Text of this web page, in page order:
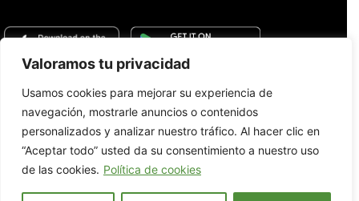
Valoramos tu privacidad
Usamos cookies para mejorar su experiencia de
navegación, mostrarle anuncios o contenidos
personalizados y analizar nuestro tráfico. Al hacer clic en
“Aceptar todo” usted da su consentimiento a nuestro uso
de las cookies. Política de cookies
TV DIRECTO 🔴 Programas Parrilla
Radio
Bolsa de Trabajo Contacto